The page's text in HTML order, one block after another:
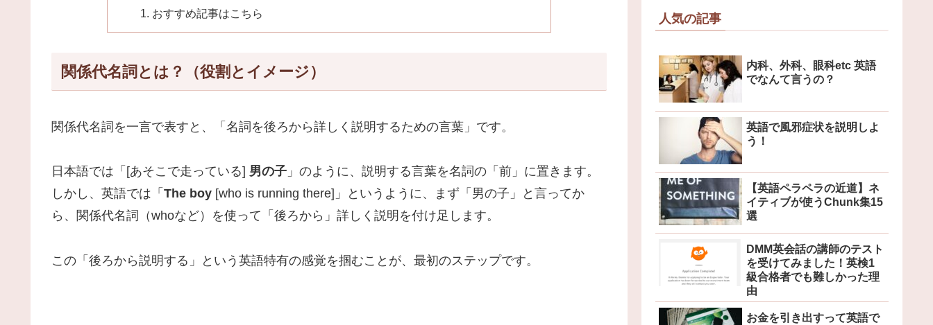
おすすめ記事はこちら
関係代名詞とは？（役割とイメージ）
関係代名詞を一言で表すと、「名詞を後ろから詳しく説明するための言葉」です。
日本語では「[あそこで走っている] 男の子 」のように、説明する言葉を名詞の「前」に置きます。
しかし、英語では「 The boy [who is running there]」というように、まず「男の子」と言ってか
ら、関係代名詞（whoなど）を使って「後ろから」詳しく説明を付け足します。
この「後ろから説明する」という英語特有の感覚を掴むことが、最初のステップです。
人気の記事
内科、外科、眼科etc 英語
でなんて言うの？
英語で風邪症状を説明しよ
う！
【英語ペラペラの近道】ネ
イティブが使うChunk集15
選
DMM英会話の講師のテスト
を受けてみました！英検1
級合格者でも難しかった理
由
お金を引き出すって英語で